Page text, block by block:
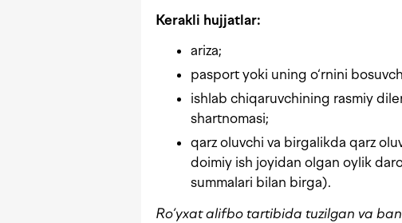
Kerakli hujjatlar:
ariza;
pasport yoki uning o‘rnini
ishlab chiqaruvchining rasmiy
shartnomasi;
qarz oluvchi va birgalikda qarz
doimiy ish joyidan olgan oylik
summalari bilan birga).
Ro‘yxat alifbo tartibida tuzilgan va